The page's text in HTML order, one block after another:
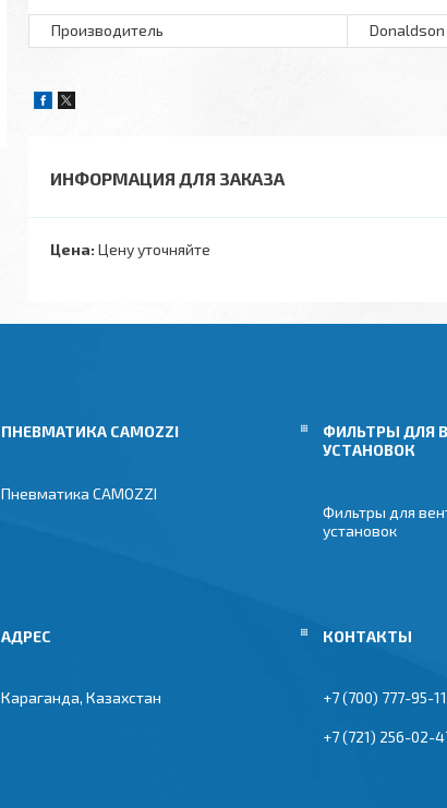
Производитель Donaldson
ИНФОРМАЦИЯ ДЛЯ ЗАКАЗА
Цена: Цену уточняйте
ПНЕВМАТИКА CAMOZZI
Пневматика CAMOZZI
ФИЛЬТРЫ ДЛЯ
УСТАНОВОК
Фильтры для
установок
Караганда, Казахстан +7 (700) 777-95-11
+7 (721) 256-02-